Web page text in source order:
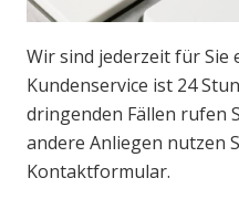
Wir sind jederzeit für Sie
Kundenservice ist 24
dringenden Fällen rufen
andere Anliegen nutzen
Kontaktformular.